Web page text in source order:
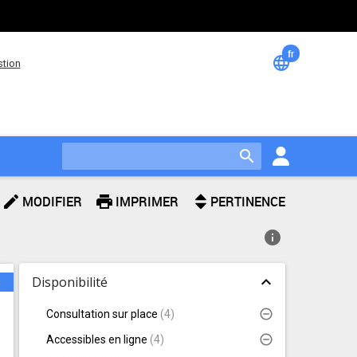
languagefr
search
edit MODIFIER print IMPRIMER PERTINENCE
info
Facettes
Disponibilité expand_less
Consultation sur place (4)
Accessibles en ligne (4)